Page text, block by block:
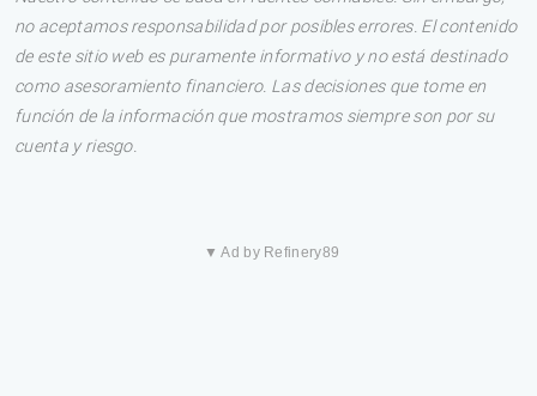
no aceptamos responsabilidad por posibles errores. El contenido
de este sitio web es puramente informativo y no está destinado
como asesoramiento financiero. Las decisiones que tome en
función de la información que mostramos siempre son por su
cuenta y riesgo.
▼ Ad by Refinery89